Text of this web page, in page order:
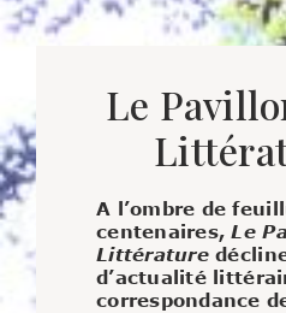
Le
A l’ombre de
centenaires,Le
Littérature
d’actualité
correspondance